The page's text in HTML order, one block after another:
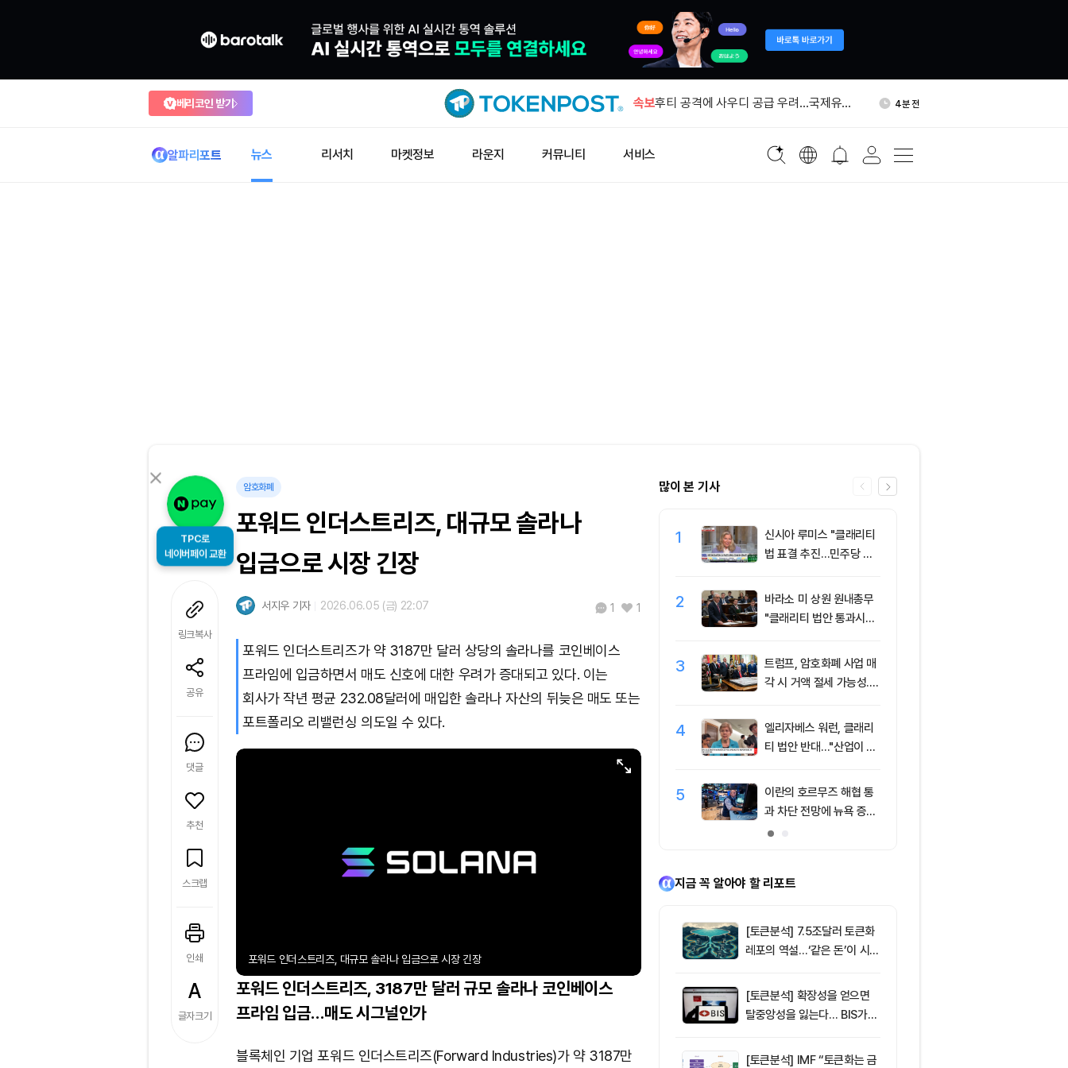
베리코인 받기 속보
콜드카드 해커, 탈취 BTC 일부 재이동
후티 공격에 사우디 공급 우려…국제유가
4분 전
알파리포트 뉴스 리서치 마켓정보 라운지 커뮤니티 서비스
TPC로
네이버페이 교환
링크복사
공유
댓글
추천
스크랩
인쇄
글자크기
암호화폐
포워드 인더스트리즈, 대규모 솔라나
입금으로 시장 긴장
서지우 기자 2026.06.05 (금) 22:07 1 1
포워드 인더스트리즈가 약 3187만 달러 상당의 솔라나를 코인베이스
프라임에 입금하면서 매도 신호에 대한 우려가 증대되고 있다. 이는
회사가 작년 평균 232.08달러에 매입한 솔라나 자산의 뒤늦은 매도 또는
포트폴리오 리밸런싱 의도일 수 있다.
포워드 인더스트리즈, 대규모 솔라나 입금으로 시장 긴장
포워드 인더스트리즈, 3187만 달러 규모 솔라나 코인베이스
프라임 입금…매도 시그널인가
블록체인 기업 포워드 인더스트리즈(Forward Industries)가 약 3187만
많이 본 기사
1
신시아 루미스 "클래리티
법 표결 추진…민주당 입
2
바라소 미 상원 원내총무
"클래리티 법안 통과시킬
3
트럼프, 암호화폐 사업 매
각 시 거액 절세 가능성...
주목
4
엘리자베스 워런, 클래리
티 법안 반대…"산업이 쓴
5
이란의 호르무즈 해협 통
과 차단 전망에 뉴욕 증시
약세
지금 꼭 알아야 할 리포트
[토큰분석] 7.5조달러 토큰화
레포의 역설…‘같은 돈’이 시장
[토큰분석] 확장성을 얻으면
탈중앙성을 잃는다… BIS가
학’
[토큰분석] IMF “토큰화는 금